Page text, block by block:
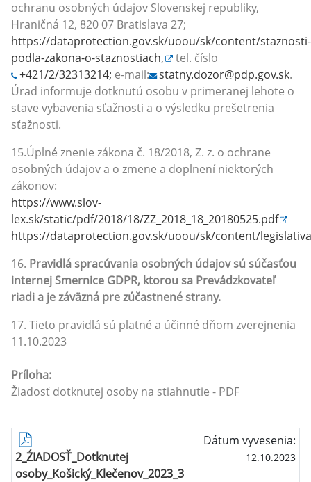
ochranu osobných údajov Slovenskej republiky,
Hraničná 12, 820 07 Bratislava 27;
https://dataprotection.gov.sk/uoou/sk/content/staznosti-
podla-zakona-o-staznostiach,
tel. číslo
+421/2/32313214; e-mail: statny.dozor@pdp.gov.sk.
Úrad informuje dotknutú osobu v primeranej lehote o
stave vybavenia sťažnosti a o výsledku prešetrenia
sťažnosti.
15.Úplné znenie zákona č. 18/2018, Z. z. o ochrane
osobných údajov a o zmene a doplnení niektorých
zákonov:
https://www.slov-
lex.sk/static/pdf/2018/18/ZZ_2018_18_20180525.pdf
https://dataprotection.gov.sk/uoou/sk/content/legislativa
16. Pravidlá spracúvania osobných údajov sú súčasťou
internej Smernice GDPR, ktorou sa Prevádzkovateľ
riadi a je záväzná pre zúčastnené strany.
17. Tieto pravidlá sú platné a účinné dňom zverejnenia
11.10.2023
Príloha:
Žiadosť dotknutej osoby na stiahnutie - PDF
2_ŹIADOSŤ_Dotknutej
osoby_Košický_Klečenov_2023_3
Dátum vyvesenia:
12.10.2023